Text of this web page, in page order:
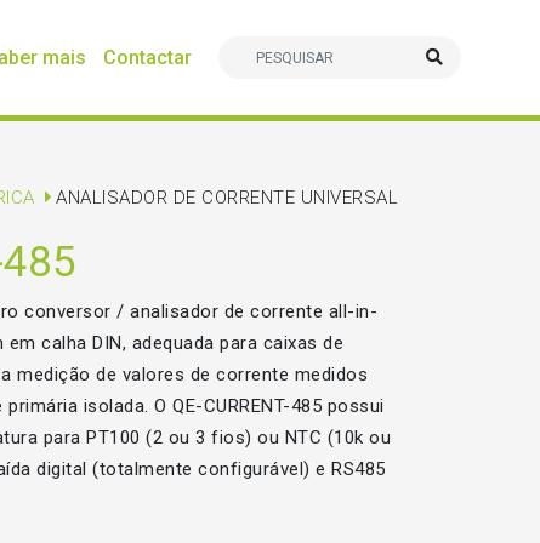
mais Contactar
ANALISADOR DE CORRENTE UNIVERSAL
485
conversor / analisador de corrente all-in-
calha DIN, adequada para caixas de
medição de valores de corrente medidos
isolada. O QE-CURRENT-485 possui
para PT100 (2 ou 3 fios) ou NTC (10k ou
digital (totalmente configurável) e RS485